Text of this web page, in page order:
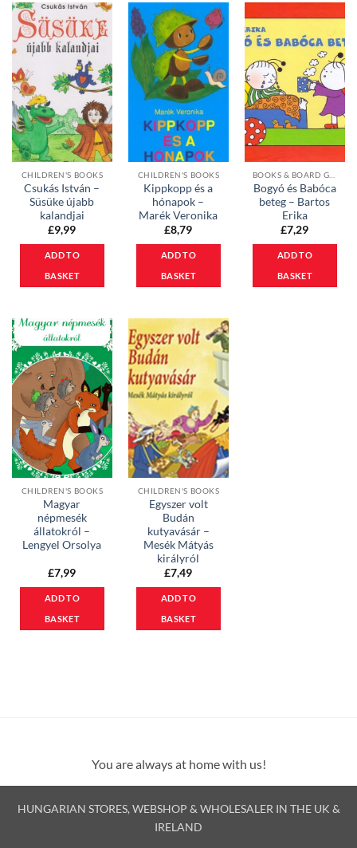
CHILDREN'S BOOKS
Csukás István –
Süsüke újabb
kalandjai
£9,99
ADD TO
BASKET
CHILDREN'S BOOKS
Kippkopp és a
hónapok –
Marék Veronika
£8,79
ADD TO
BASKET
Bogyó és Babóca
beteg – Bartos
Erika
£7,29
ADD TO
BASKET
CHILDREN'S BOOKS
Magyar
népmesék
állatokról –
Lengyel Orsolya
£7,99
ADD TO
BASKET
CHILDREN'S BOOKS
Egyszer volt
Budán
kutyavásár –
Mesék Mátyás
királyról
£7,49
ADD TO
BASKET
You are always at home with us!
HUNGARIAN STORES, WEBSHOP & WHOLESALER IN THE UK &
IRELAND